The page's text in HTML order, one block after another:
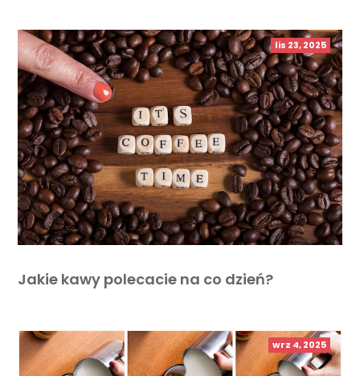
lis 23, 2025
Jakie kawy polecacie na co dzień?
wrz 4, 2025